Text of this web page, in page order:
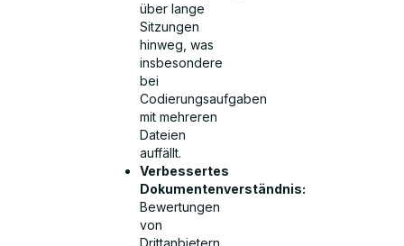
über lange
Sitzungen
hinweg, was
insbesondere
bei
Codierungsaufgaben
mit mehreren
Dateien
auffällt.
Verbessertes
Dokumentenverständnis:
Bewertungen
von